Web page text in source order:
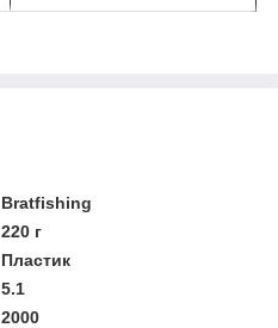
Bratfishing
220 г
Пластик
5.1
2000